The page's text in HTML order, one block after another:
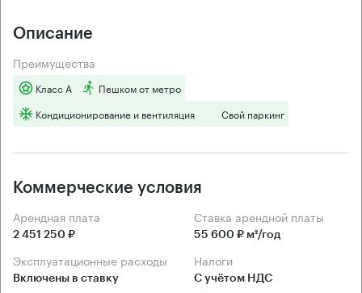
Описание
Преимущества
Класс А
Пешком от метро
Кондиционирование и вентиляция
Свой паркинг
Коммерческие условия
Арендная плата
2 451 250 ₽
Ставка арендной платы
55 600 ₽ м²/год
Эксплуатационные расходы
Включены в ставку
Налоги
С учётом НДС